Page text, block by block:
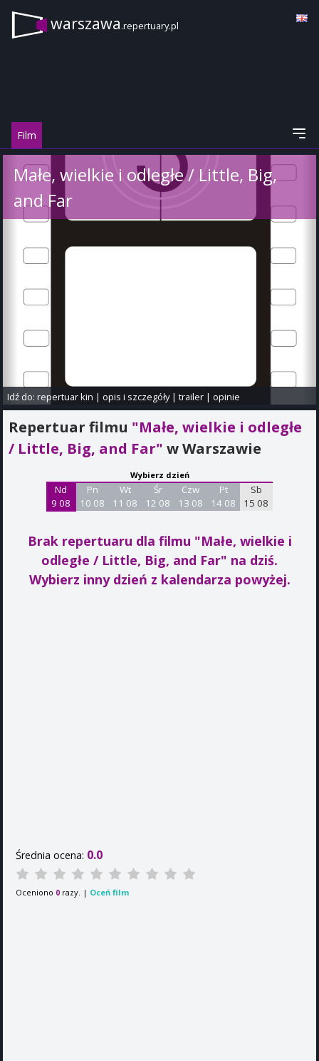
warszawa.repertuary.pl
Film
Małe, wielkie i odległe / Little, Big,
and Far
Idź do:repertuar kin |opis i szczegóły|trailer |opinie
Repertuar filmu "Małe, wielkie i odległe
/ Little, Big, and Far" w Warszawie
Wybierz dzień
Nd
9 08
Pn
10 08
Wt
11 08
Śr
12 08
Czw
13 08
Pt
14 08
Sb
15 08
Brak repertuaru dla filmu "Małe, wielkie i
odległe / Little, Big, and Far" na dziś.
Wybierz inny dzień z kalendarza powyżej.
Średnia ocena: 0.0
Oceniono 0 razy. | Oceń film